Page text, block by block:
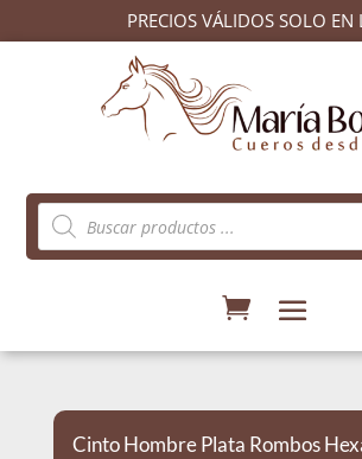
PRECIOS VÁLIDOS SOLO EN
Búsqueda
de
productos
Cinto Hombre Plata Rombos